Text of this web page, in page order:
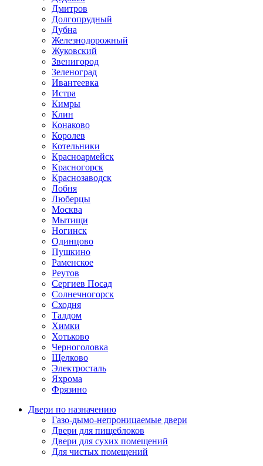
Дмитров
Долгопрудный
Дубна
Железнодорожный
Жуковский
Звенигород
Зеленоград
Ивантеевка
Истра
Кимры
Клин
Конаково
Королев
Котельники
Красноармейск
Красногорск
Краснозаводск
Лобня
Люберцы
Москва
Мытищи
Ногинск
Одинцово
Пушкино
Раменское
Реутов
Сергиев Посад
Солнечногорск
Сходня
Талдом
Химки
Хотьково
Черноголовка
Щелково
Электросталь
Яхрома
Фрязино
Двери по назначению
Газо-дымо-непроницаемые двери
Двери для пищеблоков
Двери для сухих помещений
Для чистых помещений